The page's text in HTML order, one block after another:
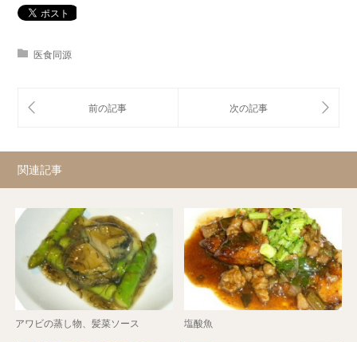
医食同源
関連記事
アワビの蒸し物、髪菜ソース 塩酸魚